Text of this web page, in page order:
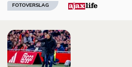
FOTOVERSLAG